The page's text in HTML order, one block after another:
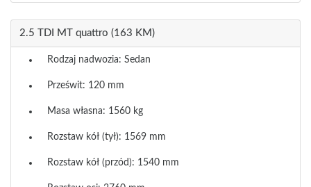
2.5 TDI MT quattro (163 KM)
Rodzaj nadwozia: Sedan
Prześwit: 120 mm
Masa własna: 1560 kg
Rozstaw kół (tył): 1569 mm
Rozstaw kół (przód): 1540 mm